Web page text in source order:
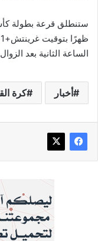
ستنطلق قرعة بطولة
الساعة الثانية بعد
أخبار كرة